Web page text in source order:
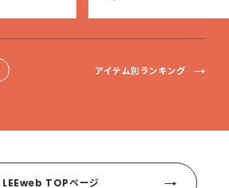
アイテム別ランキング
LEEweb TOPページ